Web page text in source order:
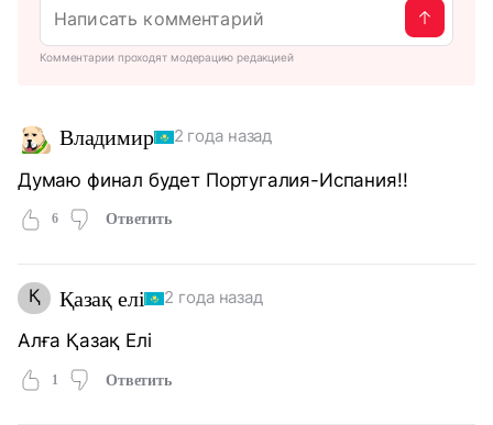
Комментарии проходят модерацию редакцией
Владимир 2 года назад
Думаю финал будет Португалия-Испания!!
6 Ответить
Қ Қазақ елі 2 года назад
Алға Қазақ Елі
1 Ответить